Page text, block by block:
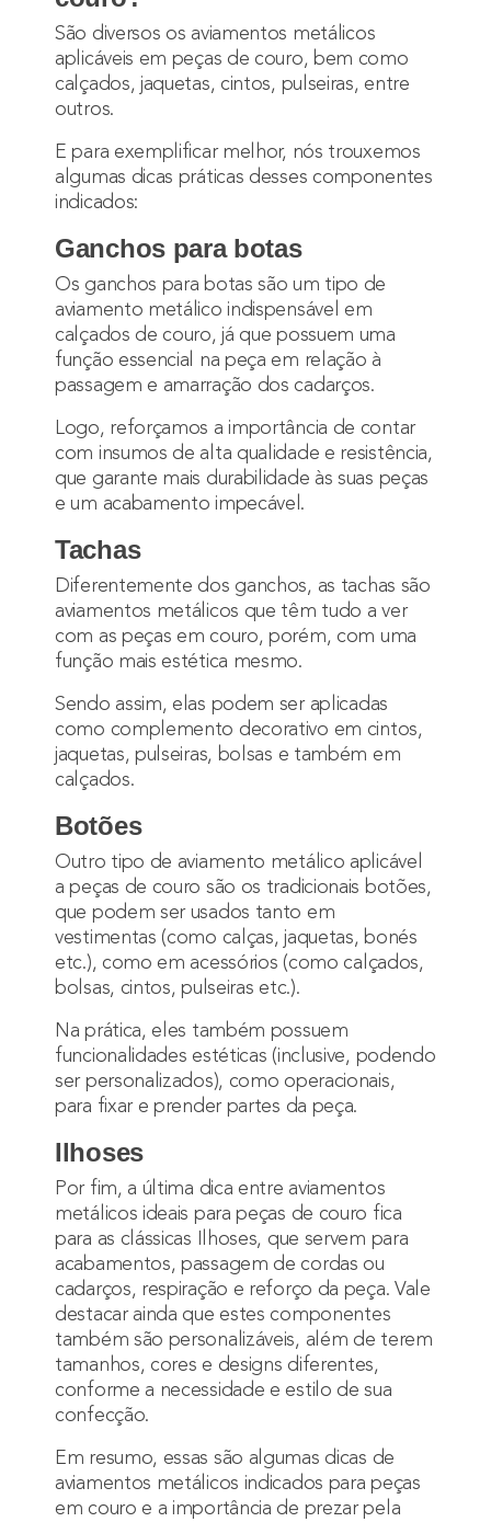
São diversos os aviamentos metálicos
aplicáveis em peças de couro, bem como
calçados, jaquetas, cintos, pulseiras, entre
outros.
E para exemplificar melhor, nós trouxemos
algumas dicas práticas desses componentes
indicados:
Ganchos para botas
Os ganchos para botas são um tipo de
aviamento metálico indispensável em
calçados de couro, já que possuem uma
função essencial na peça em relação à
passagem e amarração dos cadarços.
Logo, reforçamos a importância de contar
com insumos de alta qualidade e resistência,
que garante mais durabilidade às suas peças
e um acabamento impecável.
Tachas
Diferentemente dos ganchos, as tachas são
aviamentos metálicos que têm tudo a ver
com as peças em couro, porém, com uma
função mais estética mesmo.
Sendo assim, elas podem ser aplicadas
como complemento decorativo em cintos,
jaquetas, pulseiras, bolsas e também em
calçados.
Botões
Outro tipo de aviamento metálico aplicável
a peças de couro são os tradicionais botões,
que podem ser usados tanto em
vestimentas (como calças, jaquetas, bonés
etc.), como em acessórios (como calçados,
bolsas, cintos, pulseiras etc.).
Na prática, eles também possuem
funcionalidades estéticas (inclusive, podendo
ser personalizados), como operacionais,
para fixar e prender partes da peça.
Ilhoses
Por fim, a última dica entre aviamentos
metálicos ideais para peças de couro fica
para as clássicas Ilhoses, que servem para
acabamentos, passagem de cordas ou
cadarços, respiração e reforço da peça. Vale
destacar ainda que estes componentes
também são personalizáveis, além de terem
tamanhos, cores e designs diferentes,
conforme a necessidade e estilo de sua
confecção.
Em resumo, essas são algumas dicas de
aviamentos metálicos indicados para peças
em couro e a importância de prezar pela